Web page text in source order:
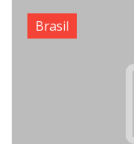
Brasil